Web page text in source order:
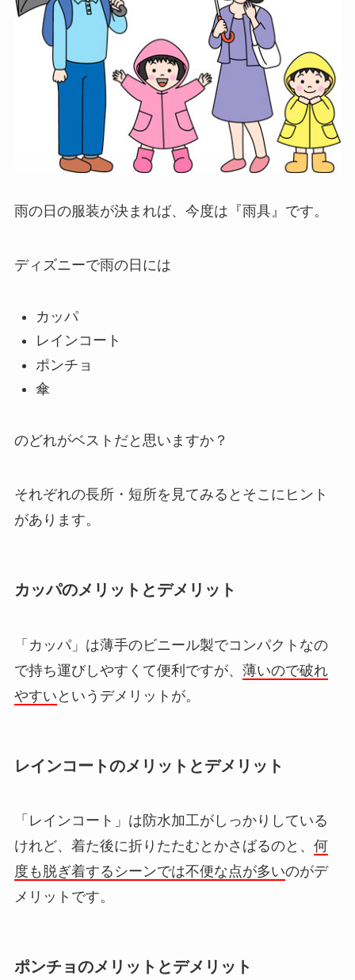
雨の日の服装が決まれば、今度は『雨具』です。
ディズニーで雨の日には
カッパ
レインコート
ポンチョ
傘
のどれがベストだと思いますか？
それぞれの長所・短所を見てみるとそこにヒント
があります。
カッパのメリットとデメリット
「カッパ」は薄手のビニール製でコンパクトなの
で持ち運びしやすくて便利ですが、 薄いので破れ
やすい というデメリットが。
レインコートのメリットとデメリット
「レインコート」は防水加工がしっかりしている
けれど、着た後に折りたたむとかさばるのと、 何
度も脱ぎ着するシーンでは不便な点が多いのがデ
メリットです。
ポンチョのメリットとデメリット